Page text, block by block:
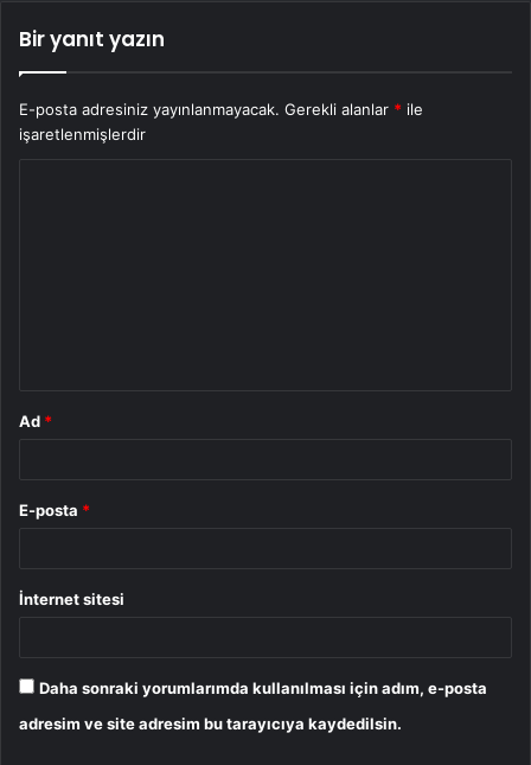
Bir yanıt yazın
E-posta adresiniz yayınlanmayacak. Gerekli alanlar * ile
işaretlenmişlerdir
Ad *
E-posta *
İnternet sitesi
Daha sonraki yorumlarımda kullanılması için adım, e-posta
adresim ve site adresim bu tarayıcıya kaydedilsin.